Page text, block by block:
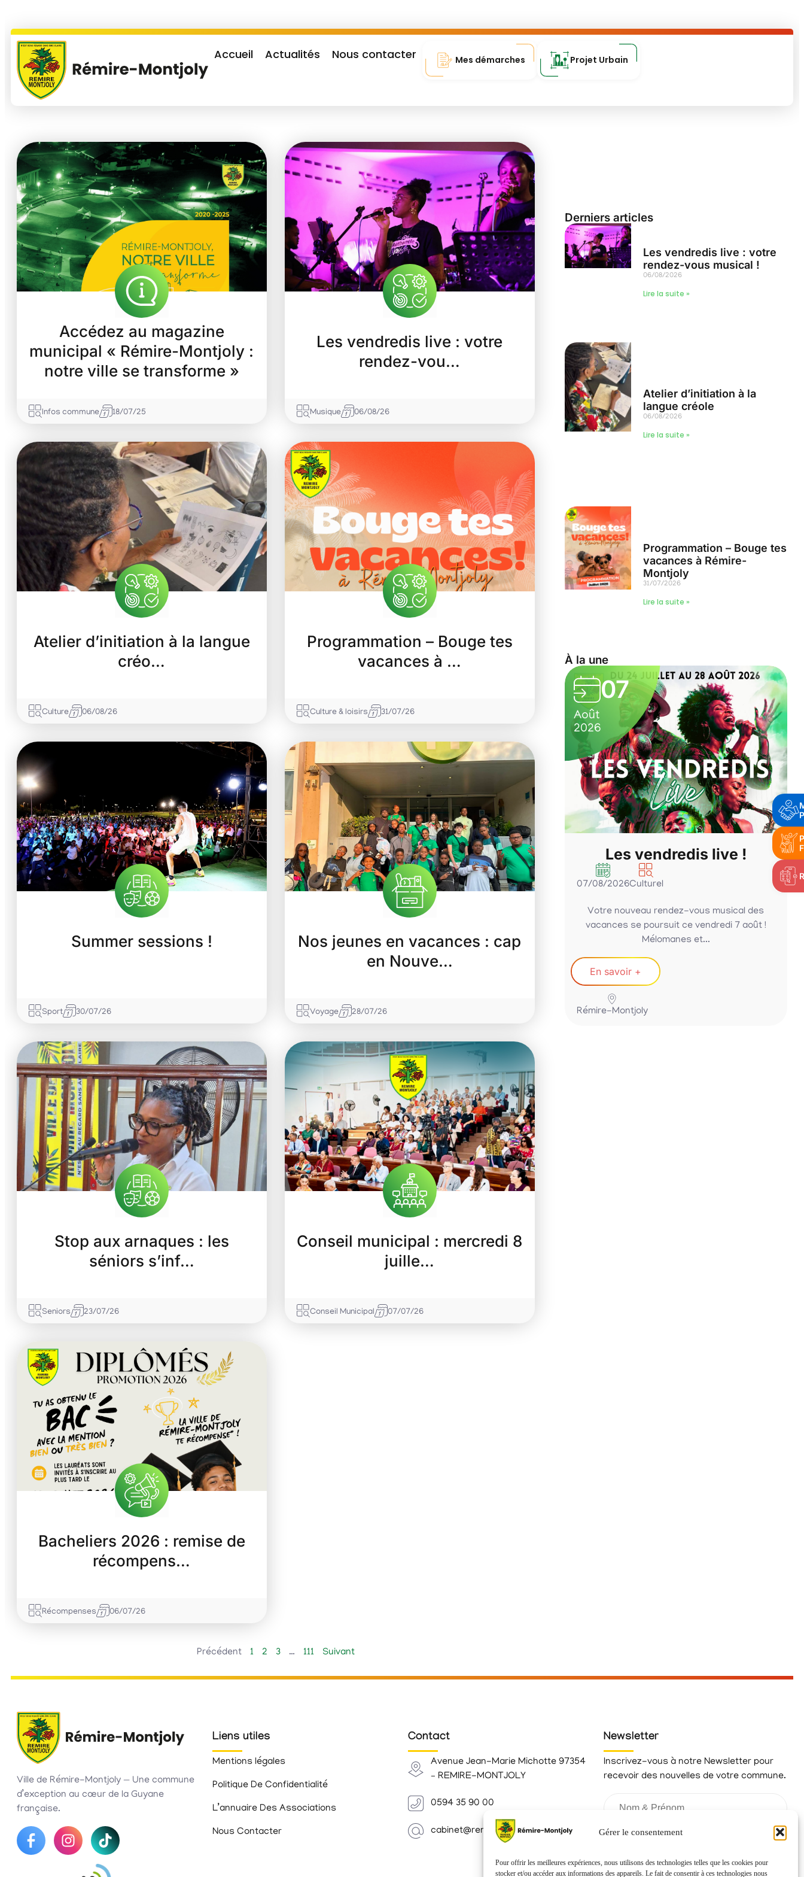
Gérer le consentement
Pour offrir les meilleures expériences, nous utilisons des technologies telles que les cookies pour
stocker et/ou accéder aux informations des appareils. Le fait de consentir à ces technologies nous
Accueil Actualités Nous contacter Mes démarches Projet Urbain
Accédez au magazine
municipal « Rémire-Montjoly :
notre ville se transforme »
Infos commune 18/07/25
Les vendredis live : votre
rendez-vou…
Musique 06/08/26
Atelier d’initiation à la langue
créo…
Culture 06/08/26
Programmation – Bouge tes
vacances à …
Culture & loisirs 31/07/26
Summer sessions !
Sport 30/07/26
Nos jeunes en vacances : cap
en Nouve…
Voyage 28/07/26
Stop aux arnaques : les
séniors s’inf…
Seniors 23/07/26
Conseil municipal : mercredi 8
juille…
Conseil Municipal 07/07/26
Bacheliers 2026 : remise de
récompens…
Récompenses 06/07/26
Précédent 1 2 3 … 111 Suivant
Derniers articles
Les vendredis live : votre
rendez-vous musical !
06/08/2026
Lire la suite »
Atelier d’initiation à la
langue créole
06/08/2026
Lire la suite »
Programmation – Bouge tes
vacances à Rémire-
Montjoly
31/07/2026
Lire la suite »
À la une
07
Août
2026
Les vendredis live !
07/08/2026Culturel
Votre nouveau rendez-vous musical des
vacances se poursuit ce vendredi 7 août !
Mélomanes et...
En savoir +
Rémire-Montjoly
Ville de Rémire-Montjoly — Une commune
d’exception au cœur de la Guyane
française.
Liens utiles
Mentions légales
Politique De Confidentialité
L’annuaire Des Associations
Nous Contacter
Contact
Avenue Jean-Marie Michotte 97354
– REMIRE-MONTJOLY
0594 35 90 00
cabinet@remiremontjoly.fr
Newsletter
Inscrivez-vous à notre Newsletter pour
recevoir des nouvelles de votre commune.